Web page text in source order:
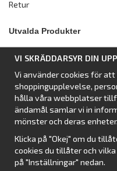
Retur
Utvalda Produkter
Isabellas Året runt tält Villa
Förtält från Dometic
Förtält Isabella
Förtält från SvenskaTält
Nyhet: Campingtält
VI SKRÄDDARSYR DIN
Vi använder cookies för att
shoppingupplevelse,
hålla våra webbplatser
ändamål samlar vi in
mönster och deras enheter.
Klicka på "Okej" om du
cookies du tillåter och
på "Inställningar" nedan.